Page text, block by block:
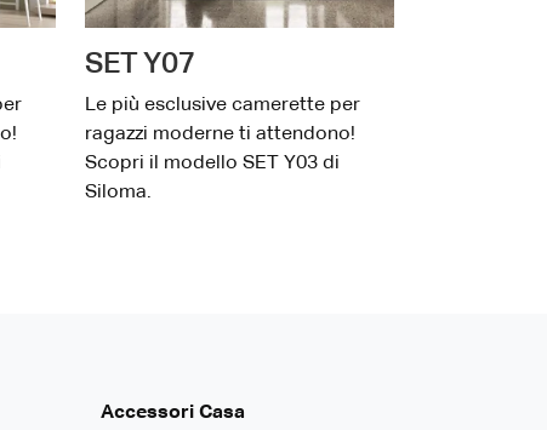
SET Y07
Le più esclusive camerette per
ragazzi moderne ti attendono!
Scopri il modello SET Y03 di
Siloma.
Accessori Casa